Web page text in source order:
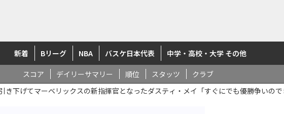
新着 Bリーグ NBA バスケ日本代表 中学・高校・大学 その他
スコア デイリーサマリー 順位 スタッツ
クラブ
き下げてマーベリックスの新指揮官となったダスティ・メイ「すぐにでも優勝争いので